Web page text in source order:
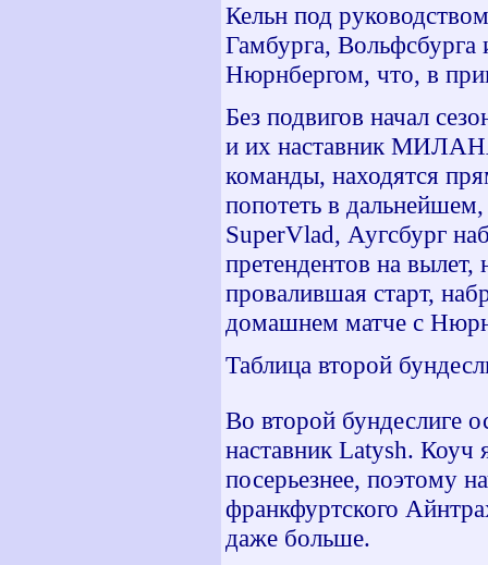
Кельн под
Гамбурга,
Нюрнбергом, что, в
Без подвигов начал
и их наставник
команды, находятся
попотеть в
SuperVlad, Аугсбург
претендентов на
провалившая старт,
домашнем матче с
Таблица второй
Во второй бундеслиге
наставник Latysh. Коуч
посерьезнее, поэтому
франкфуртского
даже больше.